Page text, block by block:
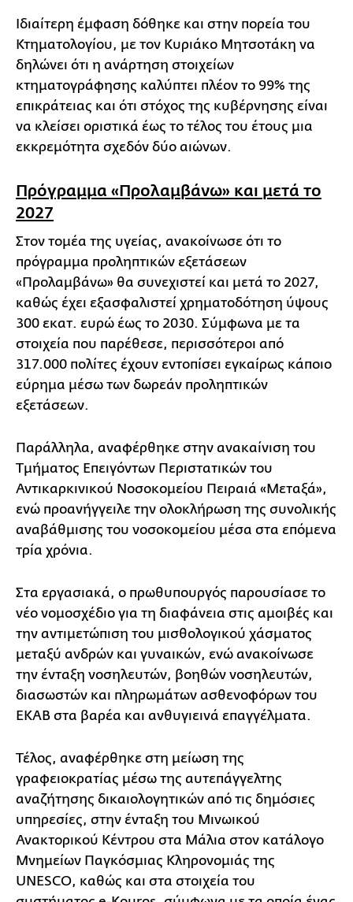
Ιδιαίτερη έμφαση δόθηκε και στην πορεία του
Κτηματολογίου, με τον Κυριάκο Μητσοτάκη να
δηλώνει ότι η ανάρτηση στοιχείων
κτηματογράφησης καλύπτει πλέον το 99% της
επικράτειας και ότι στόχος της κυβέρνησης είναι
να κλείσει οριστικά έως το τέλος του έτους μια
εκκρεμότητα σχεδόν δύο αιώνων.
Πρόγραμμα «Προλαμβάνω» και μετά το
2027
Στον τομέα της υγείας, ανακοίνωσε ότι το
πρόγραμμα προληπτικών εξετάσεων
«Προλαμβάνω» θα συνεχιστεί και μετά το 2027,
καθώς έχει εξασφαλιστεί χρηματοδότηση ύψους
300 εκατ. ευρώ έως το 2030. Σύμφωνα με τα
στοιχεία που παρέθεσε, περισσότεροι από
317.000 πολίτες έχουν εντοπίσει εγκαίρως κάποιο
εύρημα μέσω των δωρεάν προληπτικών
εξετάσεων.
Παράλληλα, αναφέρθηκε στην ανακαίνιση του
Τμήματος Επειγόντων Περιστατικών του
Αντικαρκινικού Νοσοκομείου Πειραιά «Μεταξά»,
ενώ προανήγγειλε την ολοκλήρωση της συνολικής
αναβάθμισης του νοσοκομείου μέσα στα επόμενα
τρία χρόνια.
Στα εργασιακά, ο πρωθυπουργός παρουσίασε το
νέο νομοσχέδιο για τη διαφάνεια στις αμοιβές και
την αντιμετώπιση του μισθολογικού χάσματος
μεταξύ ανδρών και γυναικών, ενώ ανακοίνωσε
την ένταξη νοσηλευτών, βοηθών νοσηλευτών,
διασωστών και πληρωμάτων ασθενοφόρων του
ΕΚΑΒ στα βαρέα και ανθυγιεινά επαγγέλματα.
Τέλος, αναφέρθηκε στη μείωση της
γραφειοκρατίας μέσω της αυτεπάγγελτης
αναζήτησης δικαιολογητικών από τις δημόσιες
υπηρεσίες, στην ένταξη του Μινωικού
Ανακτορικού Κέντρου στα Μάλια στον κατάλογο
Μνημείων Παγκόσμιας Κληρονομιάς της
UNESCO, καθώς και στα στοιχεία του